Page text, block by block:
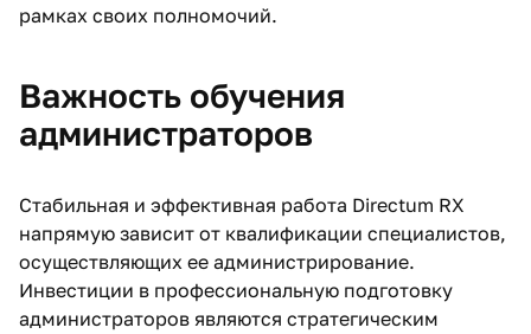
рамках своих полномочий.
Важность обучения
администраторов
Стабильная и эффективная работа Directum RX
напрямую зависит от квалификации специалистов,
осуществляющих ее администрирование.
Инвестиции в профессиональную подготовку
администраторов являются стратегическим